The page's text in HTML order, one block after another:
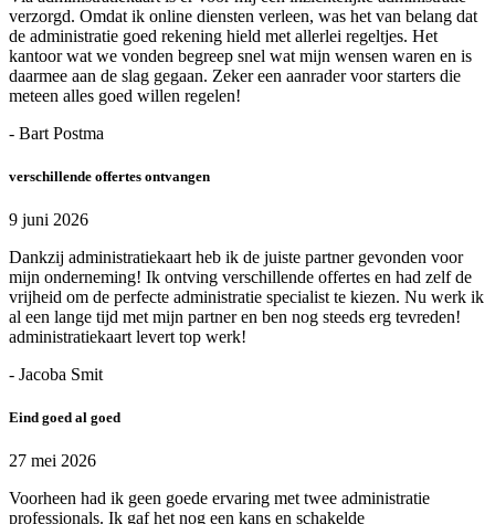
verzorgd. Omdat ik online diensten verleen, was het van belang dat
de administratie goed rekening hield met allerlei regeltjes. Het
kantoor wat we vonden begreep snel wat mijn wensen waren en is
daarmee aan de slag gegaan. Zeker een aanrader voor starters die
meteen alles goed willen regelen!
- Bart Postma
verschillende offertes ontvangen
9 juni 2026
Dankzij administratiekaart heb ik de juiste partner gevonden voor
mijn onderneming! Ik ontving verschillende offertes en had zelf de
vrijheid om de perfecte administratie specialist te kiezen. Nu werk ik
al een lange tijd met mijn partner en ben nog steeds erg tevreden!
administratiekaart levert top werk!
- Jacoba Smit
Eind goed al goed
27 mei 2026
Voorheen had ik geen goede ervaring met twee administratie
professionals. Ik gaf het nog een kans en schakelde